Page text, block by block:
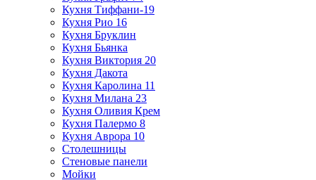
Кухня Тиффани-19
Кухня Рио 16
Кухня Бруклин
Кухня Бьянка
Кухня Виктория 20
Кухня Дакота
Кухня Каролина 11
Кухня Милана 23
Кухня Оливия Крем
Кухня Палермо 8
Кухня Аврора 10
Столешницы
Стеновые панели
Мойки